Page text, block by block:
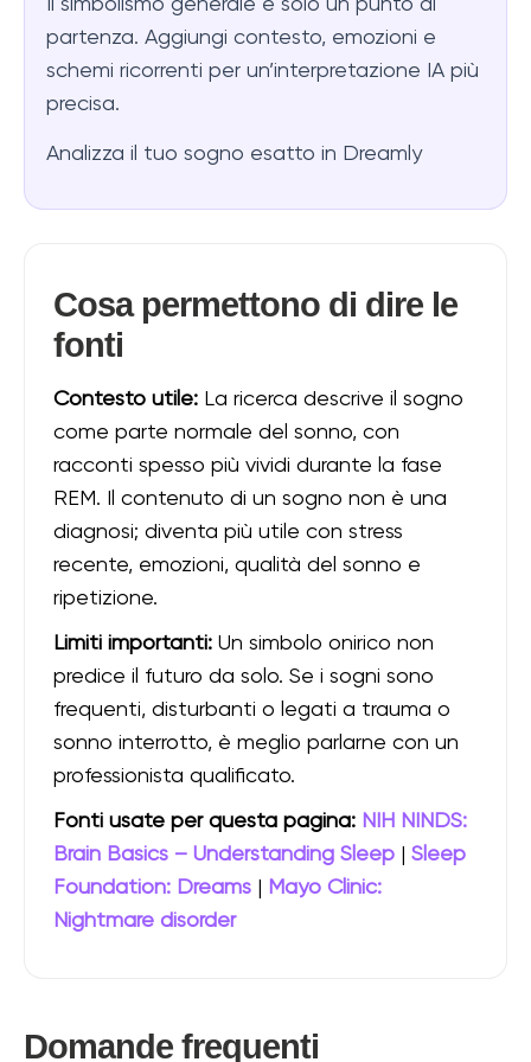
Il simbolismo generale è solo un punto di
partenza. Aggiungi contesto, emozioni e
schemi ricorrenti per un’interpretazione IA più
precisa.
Analizza il tuo sogno esatto in Dreamly
Cosa permettono di dire le
fonti
Contesto utile: La ricerca descrive il sogno
come parte normale del sonno, con
racconti spesso più vividi durante la fase
REM. Il contenuto di un sogno non è una
diagnosi; diventa più utile con stress
recente, emozioni, qualità del sonno e
ripetizione.
Limiti importanti: Un simbolo onirico non
predice il futuro da solo. Se i sogni sono
frequenti, disturbanti o legati a trauma o
sonno interrotto, è meglio parlarne con un
professionista qualificato.
Fonti usate per questa pagina: NIH NINDS:
Brain Basics – Understanding Sleep
Sleep
Foundation: Dreams
Mayo Clinic:
Nightmare disorder
Domande frequenti